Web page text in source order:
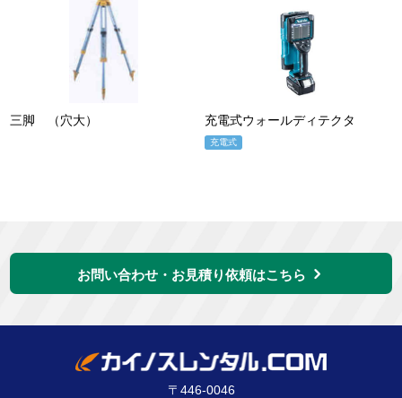
三脚 （穴大） 充電式ウォールディテクタ
充電式
お問い合わせ・お見積り依頼はこちら
〒446-0046